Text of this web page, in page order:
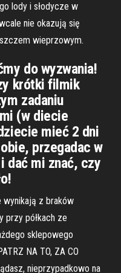
lody i słodycze w
nie okazują się
wieprzowym.
do wyzwania!
krótki filmik
zadaniu
(w diecie
mieć 2 dni
przegadac w
dać mi znać, czy
wynikają z braków
przy półkach ze
sklepowego
NA TO, ZA CO
nieprzypadkowo na